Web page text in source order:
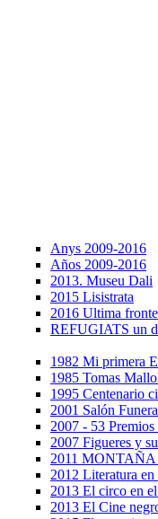
Anys 2009-2016
Años 2009-2016
2013. Museu Dali
2015 Lisistrata
2016 Ultima
REFUGIATS un
1982 Mi primera
1985 Tomas
1995 Centenario
2001 Salón
2007 - 53 Premios
2007 Figueres y
2011 MONTAÑA
2012 Literatura en
2013 El circo en
2013 El Cine